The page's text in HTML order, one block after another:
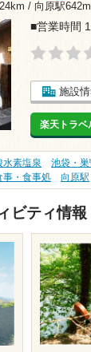
/ 向原駅642m
■営業時間
施設
楽天トラベ
水素塩泉 池袋・
事・食事処
向原駅
ビティ情報